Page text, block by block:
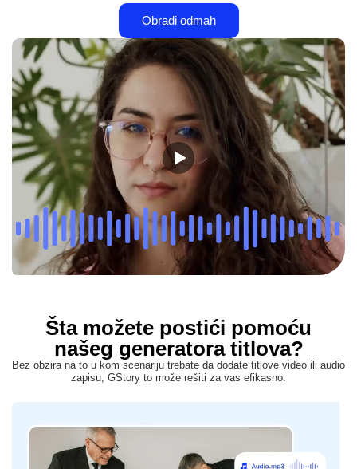
Obradi odmah
Šta možete postići pomoću
našeg generatora titlova?
Bez obzira na to u kom scenariju trebate da dodate titlove video ili audio
zapisu, GStory to može rešiti za vas efikasno.